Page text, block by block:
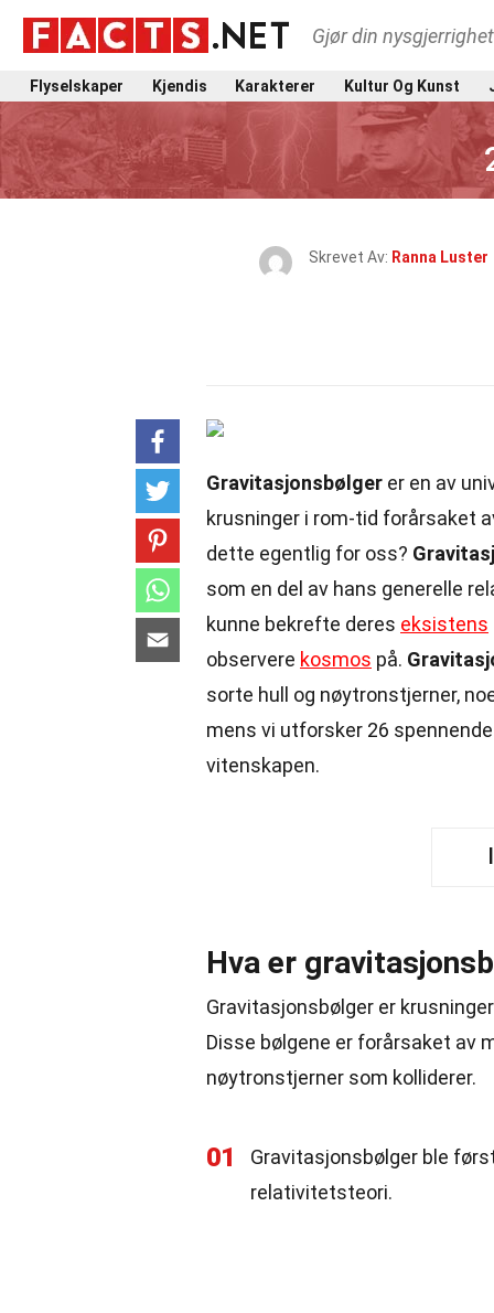
Gjør din
Flyselskaper Kjendis Karakterer Kultur Og Kunst
Skrevet Av: Ranna Luster
Gravitasjonsbølger er en av
krusninger i rom-tid forårsaket
dette egentlig for oss?
som en del av hans generelle
kunne bekrefte deres eksistens
observere kosmos på.
sorte hull og nøytronstjerner,
mens vi utforsker 26
vitenskapen.
Hva er
Gravitasjonsbølger er
Disse bølgene er forårsaket av
nøytronstjerner som kolliderer.
01
Gravitasjonsbølger ble
relativitetsteori.